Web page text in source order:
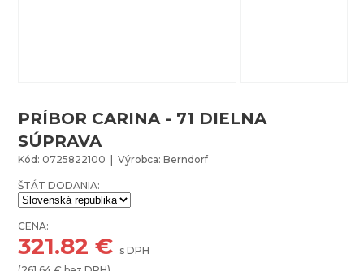
PRÍBOR CARINA - 71 DIELNA
SÚPRAVA
Kód: 0725822100 | Výrobca: Berndorf
ŠTÁT DODANIA:
CENA:
321.82 € s DPH